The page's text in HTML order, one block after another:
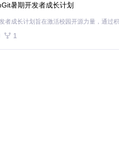
试工具
提供了丰富的调试接口。通过其
暑期开发者成长计划
1